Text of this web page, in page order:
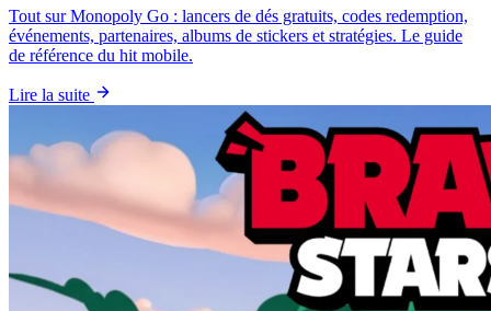
Tout sur Monopoly Go : lancers de dés gratuits, codes redemption,
événements, partenaires, albums de stickers et stratégies. Le guide
de référence du hit mobile.
Lire la suite